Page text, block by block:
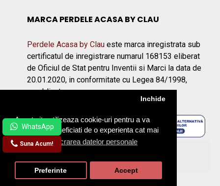
Acest site utilizeaza cookie-uri pentru a va
asigura ca beneficiati de o experienta cat mai
placuta.Prelucrarea datelor personale
Inchide
Preferinte Accept
MARCA PERDELE ACASA BY CLAU
Perdele Acasa by Clau este marca inregistrata sub
certificatul de inregistrare numarul 168153 eliberat
de Oficiul de Stat pentru Inventii si Marci la data de
20.01.2020, in conformitate cu Legea 84/1998,
republicata.
Suna Acum!